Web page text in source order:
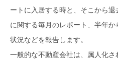
ートに入居する時と、そこから
に関する毎月のレポート、半年
状況などを報告します。
一般的な不動産会社は、属人化